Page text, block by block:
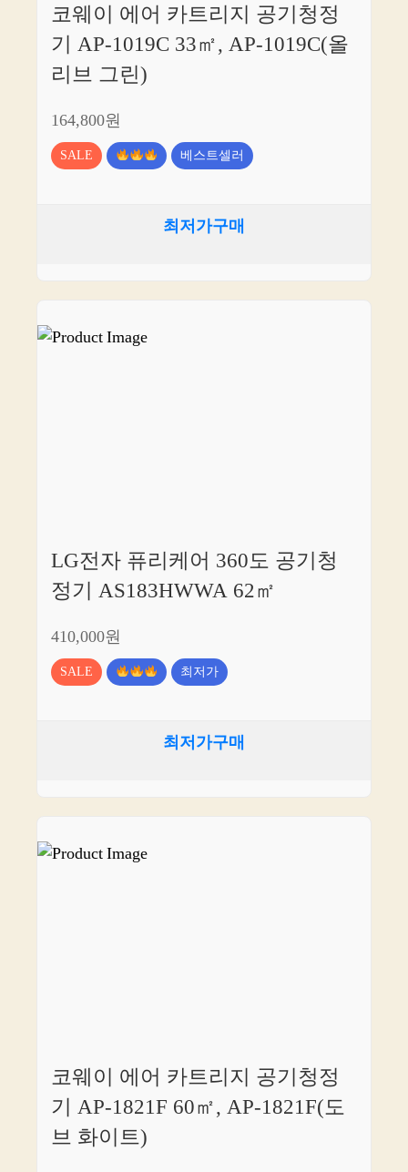
코웨이 에어 카트리지 공기청정
기 AP-1019C 33㎡, AP-1019C(올
리브 그린)
164,800원
SALE 베스트셀러
최저가구매
LG전자 퓨리케어 360도 공기청
정기 AS183HWWA 62㎡
410,000원
SALE 최저가
최저가구매
코웨이 에어 카트리지 공기청정
기 AP-1821F 60㎡, AP-1821F(도
브 화이트)